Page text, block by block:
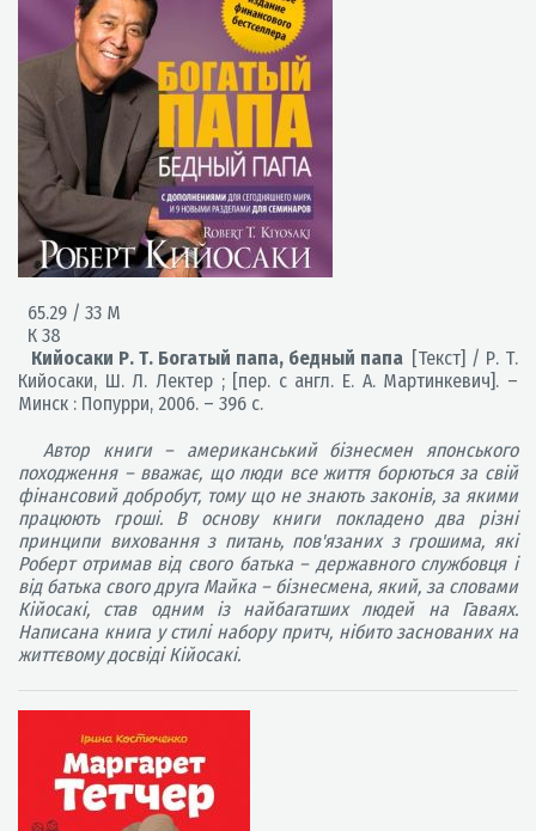
65.29 / 33 М
К 38
Кийосаки Р. Т. Богатый папа, бедный папа [Текст] / Р. Т.
Кийосаки, Ш. Л. Лектер ; [пер. с англ. Е. А. Мартинкевич]. –
Минск : Попурри, 2006. – 396 с.
Автор книги – американський бізнесмен японського
походження – вважає, що люди все життя борються за свій
фінансовий добробут, тому що не знають законів, за якими
працюють гроші. В основу книги покладено два різні
принципи виховання з питань, пов'язаних з грошима, які
Роберт отримав від свого батька – державного службовця і
від батька свого друга Майка – бізнесмена, який, за словами
Кійосакі, став одним із найбагатших людей на Гаваях.
Написана книга у стилі набору притч, нібито заснованих на
життєвому досвіді Кійосакі.